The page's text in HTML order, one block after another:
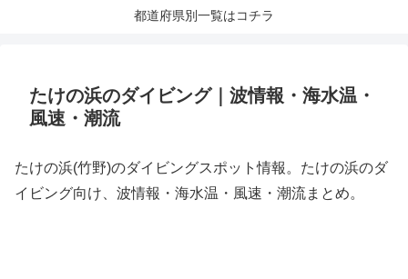
都道府県別一覧はコチラ
たけの浜のダイビング｜波情報・海水温・
風速・潮流
たけの浜(竹野)のダイビングスポット情報。たけの浜のダ
イビング向け、波情報・海水温・風速・潮流まとめ。